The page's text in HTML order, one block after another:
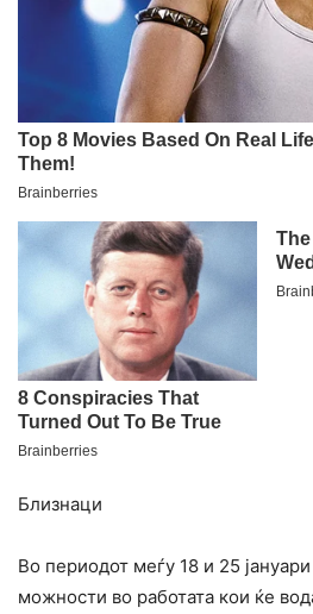
Близнаци
Во периодот меѓу 18 и 25
можности во работата кои ќе